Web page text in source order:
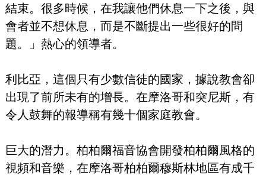
結束。很多時候，在我讓他們休息一下之後，與
會者並不想休息，而是不斷提出一些很好的問
題。」熱心的領導者。
利比亞，這個只有少數信徒的國家，據說教會卻
出現了前所未有的增長。在摩洛哥和突尼斯，有
令人鼓舞的報導稱有幾十個家庭教會。
巨大的潛力。柏柏爾福音協會開發柏柏爾風格的
視頻和音樂，在摩洛哥柏柏爾穆斯林地區有成千